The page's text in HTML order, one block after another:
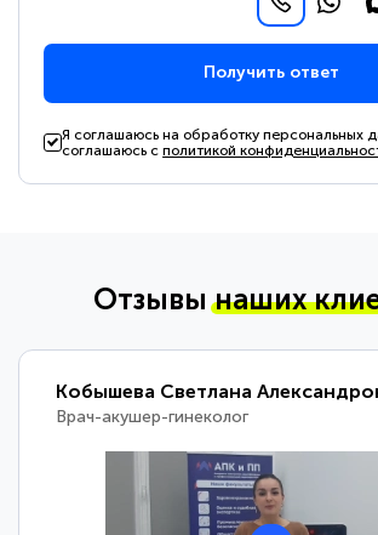
Получить ответ
Я соглашаюсь на обработку персональных
соглашаюсь сполитикой
Отзывынаших
Кобышева Светлана
Врач-акушер-гинеколог